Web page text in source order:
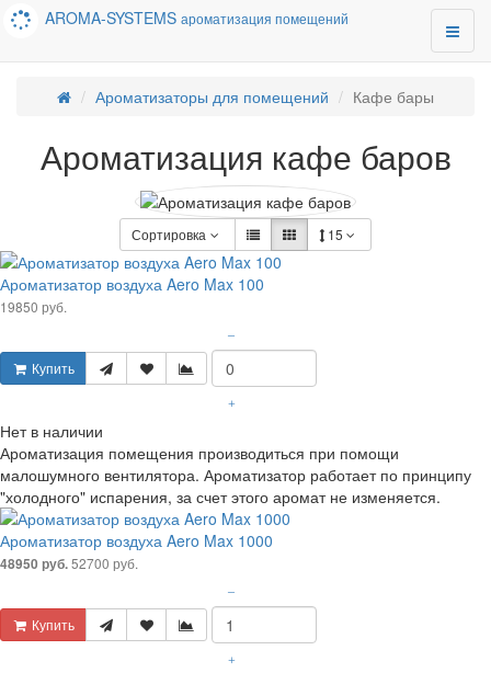
AROMA-SYSTEMS ароматизация помещений
Ароматизаторы для помещений Кафе бары
Ароматизация кафе баров
Сортировка 15
Ароматизатор воздуха Aero Max 100
19850 руб.
Купить
–
+
Нет в наличии
Ароматизация помещения производиться при помощи
малошумного вентилятора. Ароматизатор работает по принципу
"холодного" испарения, за счет этого аромат не изменяется.
Ароматизатор воздуха Aero Max 1000
48950 руб.52700 руб.
Купить
–
+